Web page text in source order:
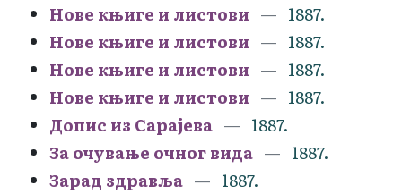
Нове књиге и листови
1887.
Нове књиге и листови
1887.
Нове књиге и листови
1887.
Нове књиге и листови
1887.
Допис из Сарајева
1887.
За очување очног вида
1887.
Зарад здравља
1887.